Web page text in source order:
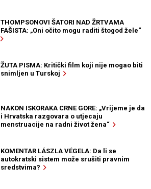
THOMPSONOVI ŠATORI NAD ŽRTVAMA
FAŠISTA: „Oni očito mogu raditi štogod žele“
ŽUTA PISMA: Kritički film koji nije mogao biti
snimljen u Turskoj
NAKON ISKORAKA CRNE GORE: „Vrijeme je da
i Hrvatska razgovara o utjecaju
menstruacije na radni život žena“
KOMENTAR LÁSZLA VÉGELA: Da li se
autokratski sistem može srušiti pravnim
sredstvima?